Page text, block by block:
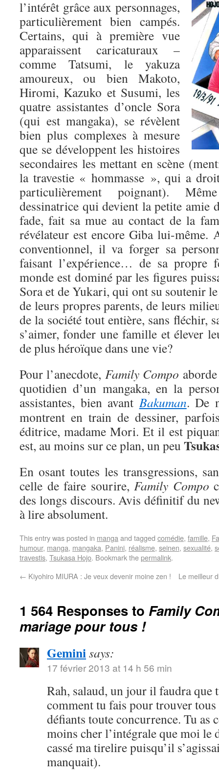
l’intérêt grâce aux personnages,
particulièrement bien campés.
Certains, qui à première vue
apparaissent caricaturaux –
comme Tatsumi, le yakuza
amoureux, ou bien Makoto,
Hiromi, Kazuko et Susumi, les
quatre assistantes d’oncle Sora
(qui est mangaka), se révèlent
bien plus complexes à mesure
que se développent les histoires
secondaires les mettant en scène
la travestie « hommasse », qui a
particulièrement poignant).
dessinatrice qui devient la petite amie
fade, fait sa mue au contact de la
révélateur est encore Giba lui-même.
conventionnel, il va forger sa
faisant l’expérience… de sa propre
monde est dominé par les figures
Sora et de Yukari, qui ont su soutenir
de leurs propres parents, de leurs
de la société tout entière, sans fléchir,
s’aimer, fonder une famille et élever
de plus héroïque dans une vie?
Pour l’anecdote, Family Compo
quotidien d’un mangaka, en la
assistantes, bien avantBakuman. De
montrent en train de dessiner,
éditrice, madame Mori. Et il est
est, au moins sur ce plan, un peu
En osant toutes les transgressions,
celle de faire sourire,Family Compo
des longs discours. Avis définitif du
à lire absolument.
This entry was posted in manga and tagged comédie, famille,
humour, manga, mangaka, Panini, réalisme, seinen, sexualité,
travestis, Tsukasa Hojo. Bookmark thepermalink.
← Kiyohiro MIURA : Je veux devenir moine zen ! Le meilleur
1 564 Responses to Family
mariage pour tous !
Geminisays:
17 février 2013 at 14 h 56 min
Rah, salaud, un jour il faudra que
comment tu fais pour trouver
défiants toute concurrence. Tu as
moins cher l’intégrale que moi le
cassé ma tirelire puisqu’il
manquait).